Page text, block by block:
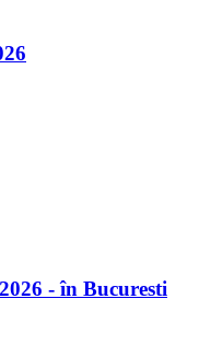
- în Bucuresti